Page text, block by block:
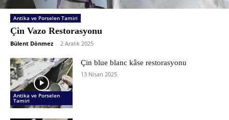
Antika ve Porselen Tamiri
Çin Vazo Restorasyonu
Bülent Dönmez - 2 Aralık 2025
Antika ve Porselen
Tamiri
Çin blue blanc kâse restorasyonu
13 Nisan 2025